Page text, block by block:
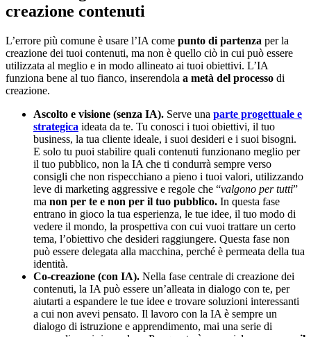
creazione contenuti
L’errore più comune è usare l’IA come punto di partenza per la
creazione dei tuoi contenuti, ma non è quello ciò in cui può essere
utilizzata al meglio e in modo allineato ai tuoi obiettivi. L’IA
funziona bene al tuo fianco, inserendola a metà del processo di
creazione.
Ascolto e visione (senza IA). Serve una parte progettuale e
strategica ideata da te. Tu conosci i tuoi obiettivi, il tuo
business, la tua cliente ideale, i suoi desideri e i suoi bisogni.
E solo tu puoi stabilire quali contenuti funzionano meglio per
il tuo pubblico, non la IA che ti condurrà sempre verso
consigli che non rispecchiano a pieno i tuoi valori, utilizzando
leve di marketing aggressive e regole che “valgono per tutti”
ma non per te e non per il tuo pubblico. In questa fase
entrano in gioco la tua esperienza, le tue idee, il tuo modo di
vedere il mondo, la prospettiva con cui vuoi trattare un certo
tema, l’obiettivo che desideri raggiungere. Questa fase non
può essere delegata alla macchina, perché è permeata della tua
identità.
Co-creazione (con IA). Nella fase centrale di creazione dei
contenuti, la IA può essere un’alleata in dialogo con te, per
aiutarti a espandere le tue idee e trovare soluzioni interessanti
a cui non avevi pensato. Il lavoro con la IA è sempre un
dialogo di istruzione e apprendimento, mai una serie di